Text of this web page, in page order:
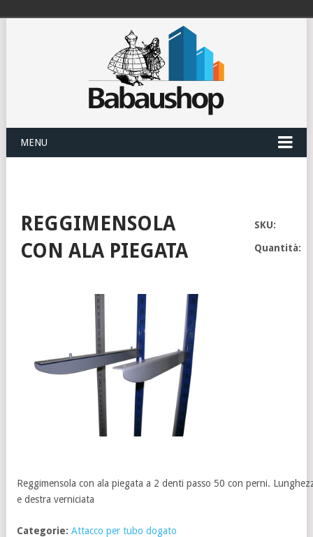
MENU
REGGIMENSOLA
CON ALA PIEGATA
SKU:
Quantità:
Reggimensola con ala piegata a 2 denti passo 50 con perni.
e destra verniciata
Categorie: Attacco per tubo dogato